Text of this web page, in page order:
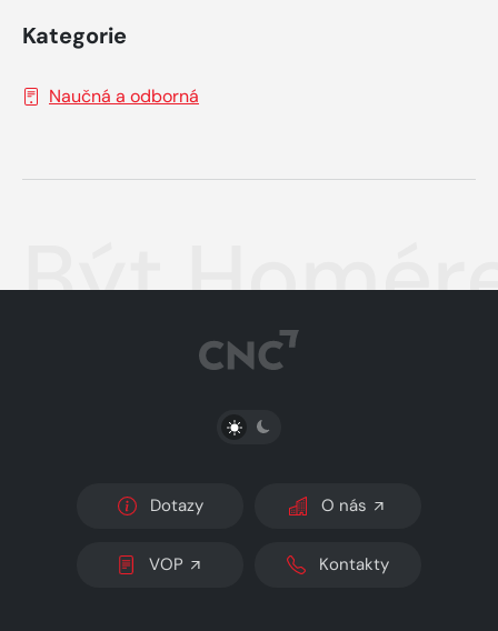
Kategorie
Naučná a odborná
Být
PŘEPNOUT SVĚTLÝ/TMAVÝ REŽIM
Dotazy O nás
VOP Kontakty